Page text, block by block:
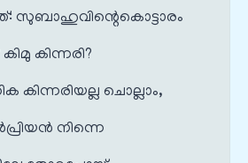
സുബാഹുവിന്റെകൊട്ടാരം
കിമു കിന്നരി?
കിന്നരിയല്ല ചൊല്ലാം,
നിന്നെ